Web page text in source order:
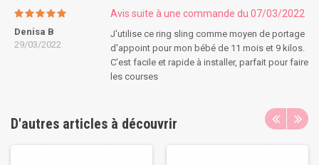
Denisa B
29/03/2022
Avis suite à une commande du 07/03/2022
J'utilise ce ring sling comme moyen de portage
d'appoint pour mon bébé de 11 mois et 9 kilos.
C'est facile et rapide à installer, parfait pour faire
les courses
D'autres articles à découvrir